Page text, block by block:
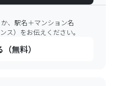
、駅名＋マンション名
ス）をお伝えください。
無料）